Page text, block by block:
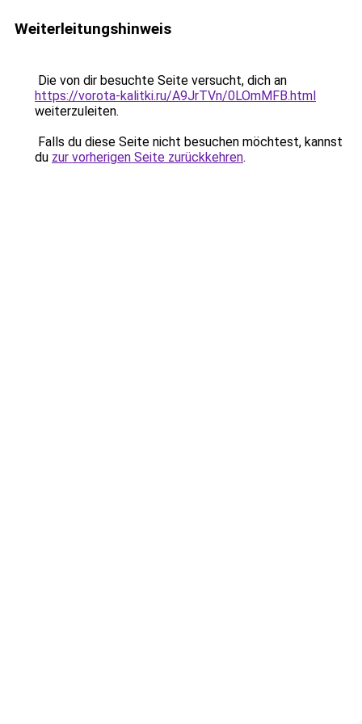
Weiterleitungshinweis
Die von dir besuchte Seite versucht, dich an
https://vorota-kalitki.ru/A9JrTVn/0LOmMFB.html
weiterzuleiten.
Falls du diese Seite nicht besuchen möchtest, kannst
du zur vorherigen Seite zurückkehren.